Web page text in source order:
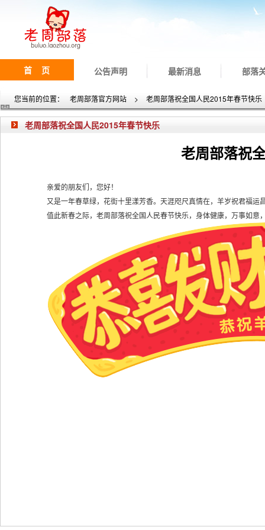
首 页 公告声明 最新消息 部落
您当前的位置： 老周部落官方网站 > 老周部落祝全国人民2015年春节快乐
老周部落祝全国人民2015年春节快乐
老周部落祝
亲爱的朋友们，您好！
又是一年春草绿，花街十里漾芳香。天涯咫尺真情在，羊岁祝君福运
值此新春之际，老周部落祝全国人民春节快乐，身体健康，万事如意